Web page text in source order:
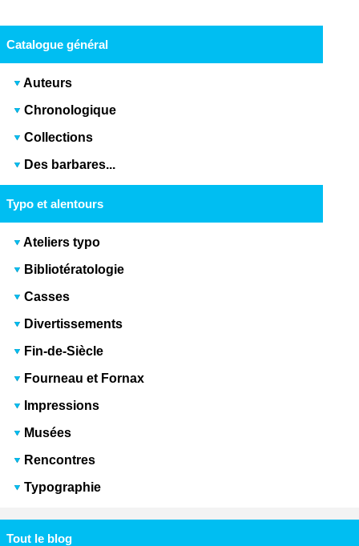
Catalogue général
Auteurs
Chronologique
Collections
Des barbares...
Typo et alentours
Ateliers typo
Bibliotératologie
Casses
Divertissements
Fin-de-Siècle
Fourneau et Fornax
Impressions
Musées
Rencontres
Typographie
Tout le blog